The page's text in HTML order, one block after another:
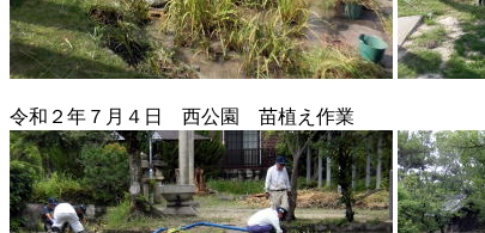
令和２年７月４日 西公園 苗植え作業